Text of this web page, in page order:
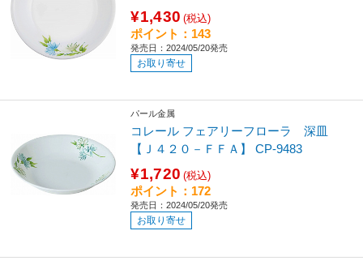
¥1,430 (税込)
ポイント：143
発売日：2024/05/20発売
お取り寄せ
パール金属
コレール フェアリーフローラ 深皿
【Ｊ４２０－ＦＦＡ】 CP-9483
¥1,720 (税込)
ポイント：172
発売日：2024/05/20発売
お取り寄せ